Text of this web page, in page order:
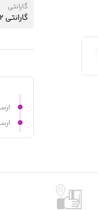
گارانتی
گارانتی 12 ماه شرکتی
ارسال